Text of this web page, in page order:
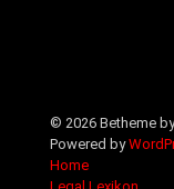
© 2026 Betheme
Powered by
Home